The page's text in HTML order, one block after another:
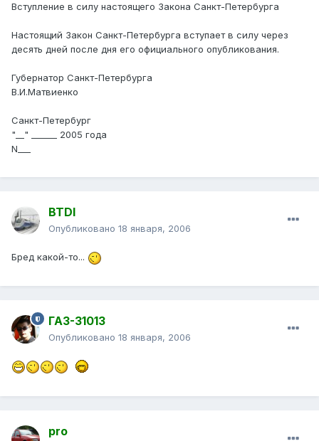
Вступление в силу настоящего Закона Санкт-Петербурга
Настоящий Закон Санкт-Петербурга вступает в силу через
десять дней после дня его официального опубликования.
Губернатор Санкт-Петербурга
В.И.Матвиенко
Санкт-Петербург
"__" ______ 2005 года
N___
BTDI
Опубликовано 18 января, 2006
Бред какой-то...
ГАЗ-31013
Опубликовано 18 января, 2006
pro